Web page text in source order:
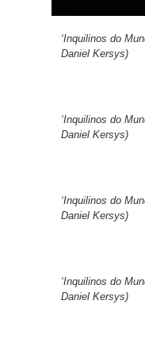
‘Inquilinos do
Daniel Kersys)
‘Inquilinos do
Daniel Kersys)
‘Inquilinos do
Daniel Kersys)
‘Inquilinos do
Daniel Kersys)